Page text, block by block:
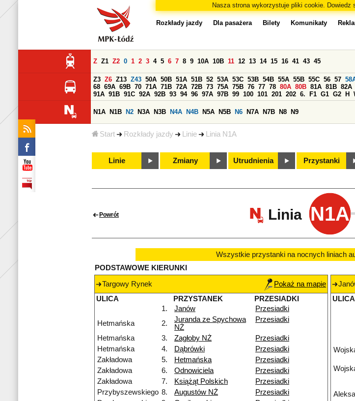
Nasza strona wykorzystuje pliki cookie. Dowiedz
Start Rozkłady jazdy Linie Linia N1A
Rozkłady jazdy Dla pasażera Bilety Komunikaty
Z Z1 Z2 0 1 2 3 4 5 6 7 8 9 10A 10B 11 12 13 14 15 16 41 43 45
Z3 Z6 Z13 Z43 50A 50B 51A 51B 52 53A 53C 53B 54B 55A 55B 55C 56 57
68 69A 69B 70 71A 71B 72A 72B 73 75A 75B 76 77 78 80A 80B 81A 81B 82A
91A 91B 91C 92A 92B 93 94 96 97A 97B 99 100 101 201 202 6. F1 G1 G2 H
N1A N1B N2 N3A N3B N4A N4B N5A N5B N6 N7A N7B N8 N9
Linie Zmiany Utrudnienia Przystanki
Powrót Linia N1A
Wszystkie przystanki na nocnych liniach
PODSTAWOWE KIERUNKI
Targowy Rynek
Pokaż na mapie
ULICA
PRZYSTANEK
PRZESIADKI
1.
Janów
Przesiadki
Hetmańska
2.
Juranda ze Spychowa
NŻ
Przesiadki
Hetmańska 3. Zagłoby NŻ
Przesiadki
Hetmańska
4. Dąbrówki
Przesiadki
Zakładowa
5. Hetmańska
Przesiadki
Zakładowa
6. Odnowiciela
Przesiadki
Zakładowa
7. Książąt Polskich
Przesiadki
Przybyszewskiego 8. Augustów NŻ
Przesiadki
ULICA